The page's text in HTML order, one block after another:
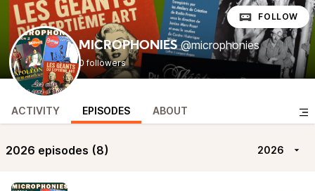
MICROPHONIES @microphonies
0 followers
FOLLOW
ACTIVITY EPISODES ABOUT
2026 episodes (8) 2026